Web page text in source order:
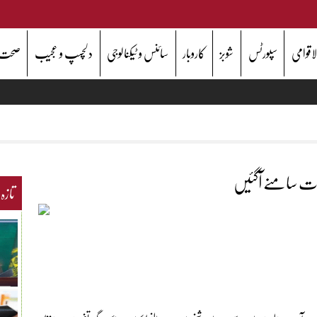
سپورٹس شوبز کاروبار سائنس و ٹیکنالوجی دلچسپ و عجیب
سامنے آگئیں